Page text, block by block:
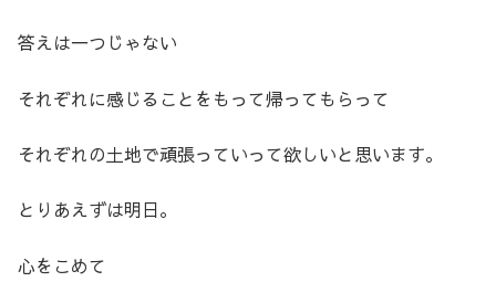
答えは一つじゃない
それぞれに感じることをもって帰ってもらって
それぞれの土地で頑張っていって欲しいと思います。
とりあえずは明日。
心をこめて